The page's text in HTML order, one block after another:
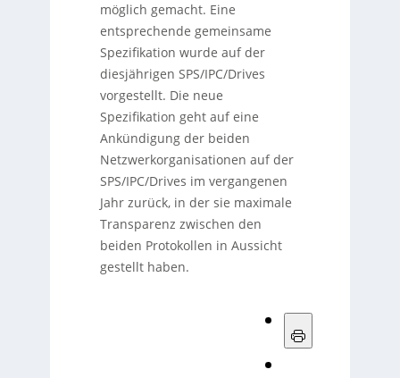
möglich gemacht. Eine
entsprechende gemeinsame
Spezifikation wurde auf der
diesjährigen SPS/IPC/Drives
vorgestellt. Die neue
Spezifikation geht auf eine
Ankündigung der beiden
Netzwerkorganisationen auf der
SPS/IPC/Drives im vergangenen
Jahr zurück, in der sie maximale
Transparenz zwischen den
beiden Protokollen in Aussicht
gestellt haben.